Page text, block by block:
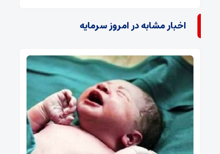
اخبار مشابه در امروز سرمایه